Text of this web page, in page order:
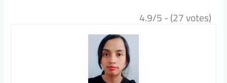
4.9/5 - (27 votes)